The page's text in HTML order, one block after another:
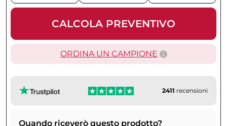
CALCOLA PREVENTIVO
ORDINA UN CAMPIONE
2411 recensioni
Quando riceverò questo prodotto?